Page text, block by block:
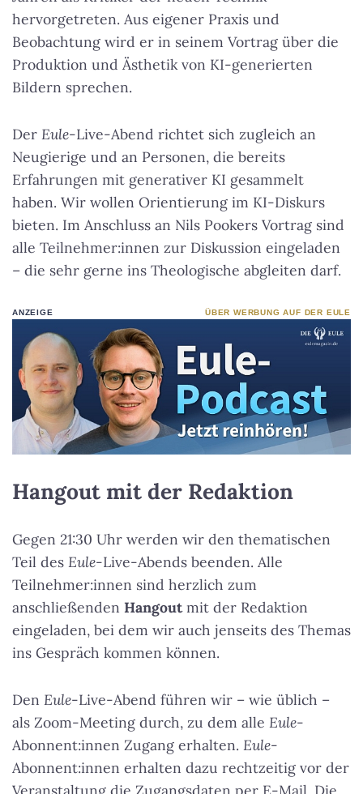
hervorgetreten. Aus eigener Praxis und
Beobachtung wird er in seinem Vortrag über die
Produktion und Ästhetik von KI-generierten
Bildern sprechen.
Der Eule-Live-Abend richtet sich zugleich an
Neugierige und an Personen, die bereits
Erfahrungen mit generativer KI gesammelt
haben. Wir wollen Orientierung im KI-Diskurs
bieten. Im Anschluss an Nils Pookers Vortrag sind
alle Teilnehmer:innen zur Diskussion eingeladen
– die sehr gerne ins Theologische abgleiten darf.
ANZEIGE ÜBER WERBUNG AUF DER EULE
Hangout mit der Redaktion
Gegen 21:30 Uhr werden wir den thematischen
Teil des Eule-Live-Abends beenden. Alle
Teilnehmer:innen sind herzlich zum
anschließenden Hangoutmit der Redaktion
eingeladen, bei dem wir auch jenseits des Themas
ins Gespräch kommen können.
Den Eule-Live-Abend führen wir – wie üblich –
als Zoom-Meeting durch, zu dem alle Eule-
Abonnent:innen Zugang erhalten. Eule-
Abonnent:innen erhalten dazu rechtzeitig vor der